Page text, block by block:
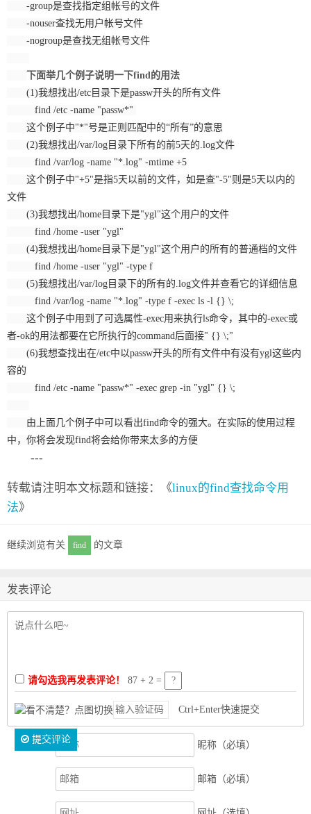
-group是查找指定组帐号的文件
-nouser查找无用户帐号文件
-nogroup是查找无组帐号文件
下面举几个例子说明一下find的用法
(1)我想找出/etc目录下是passw开头的所有文件
find /etc -name "passw*"
这个例子中"*"号是正则匹配中的“所有”的意思
(2)我想找出/var/log目录下所有的前5天的.log文件
find /var/log -name "*.log" -mtime +5
这个例子中"+5"是指5天以前的文件，如是查"-5"则是5天以内的
文件
(3)我想找出/home目录下是"ygl"这个用户的文件
find /home -user "ygl"
(4)我想找出/home目录下是"ygl"这个用户的所有的普通档的文件
find /home -user "ygl" -type f
(5)我想找出/var/log目录下的所有的.log文件并查看它的详细信息
find /var/log -name "*.log" -type f -exec ls -l {} \;
这个例子中用到了可选属性-exec用来执行ls命令，其中的-exec或
者-ok的用法都要在它所执行的command后面接" {} \;"
(6)我想查找出在/etc中以passw开头的所有文件中有没有ygl这些内
容的
find /etc -name "passw*" -exec grep -in "ygl" {} \;
由上面几个例子中可以看出find命令的强大。在实际的使用过程
中，你将会发现find将会给你带来太多的方便
---
转载请注明本文标题和链接：《linux的find查找命令用
法》
继续浏览有关 find 的文章
发表评论
请勾选我再发表评论！ 87 + 2 =
Ctrl+Enter快速提交
提交评论
昵称（必填）
邮箱（必填）